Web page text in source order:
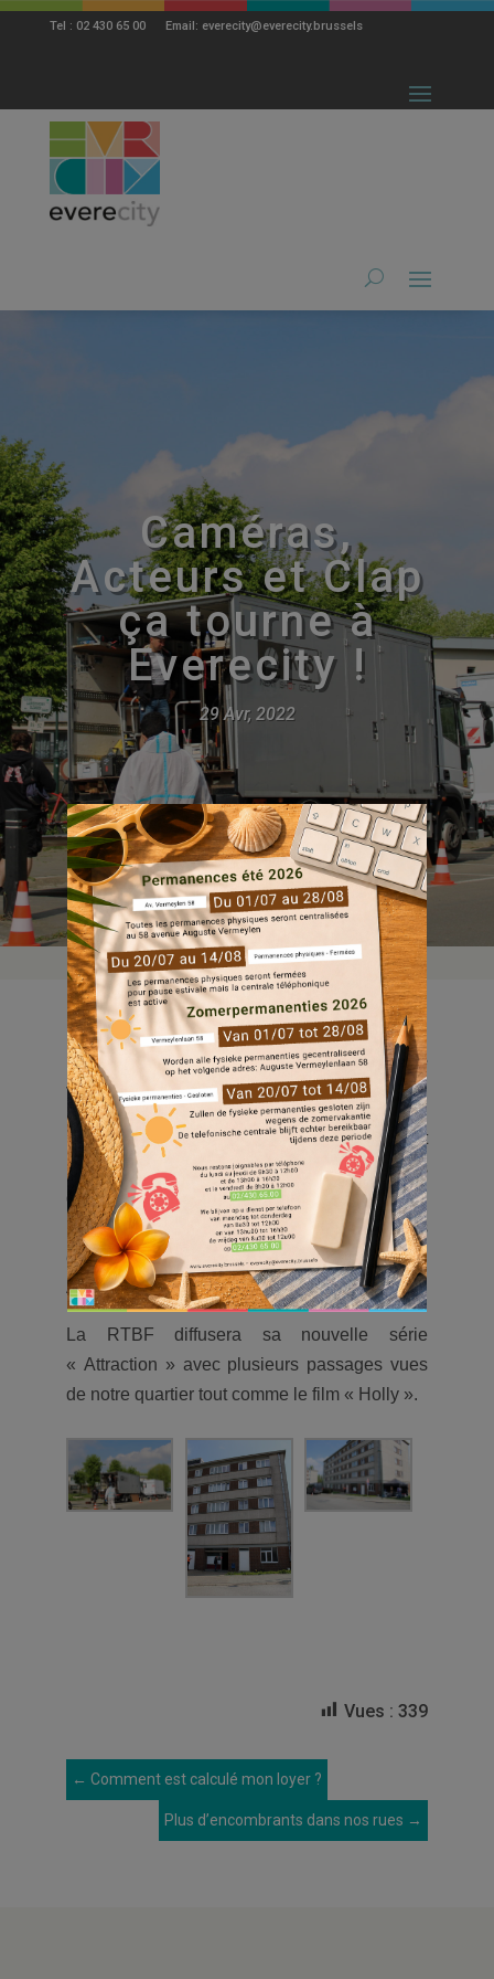
Tel : 02 430 65 00 Email: everecity@everecity.brussels
Caméras,
Acteurs et Clap
ça tourne à
Everecity !
29 Avr, 2022
Notre quartier du haut est un haut lieu de
tournage
La semaine dernière, nos complexes du haut
Evere sont devenus de véritables décors
d’une série belge et de film internationale.
Plusieurs scènes ont été tournées dans les
espaces du quartier Platon et l’ av.
Aug.Vermeylen.
La RTBF diffusera sa nouvelle série
« Attraction » avec plusieurs passages vues
de notre quartier tout comme le film « Holly ».
Vues : 339
← Comment est calculé mon loyer ?
Plus d’encombrants dans nos rues →
modal-check